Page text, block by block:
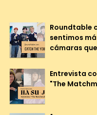
Roundtable
sentimos
cámaras
Entrevista
"The